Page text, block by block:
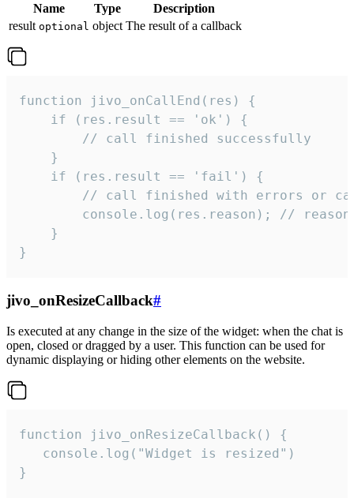
Name Type
Description
result optional object The result of a callback
function jivo_onCallEnd(res) {
    if (res.result == 'ok') {
        // call finished successfully
    }
    if (res.result == 'fail') {
// call finished with errors or
console.log(res.reason); //
    }
}
jivo_onResizeCallback#
Is executed at any change in the size of the widget: when the chat is
open, closed or dragged by a user. This function can be used for
dynamic displaying or hiding other elements on the website.
function jivo_onResizeCallback() {
   console.log("Widget is resized")
}